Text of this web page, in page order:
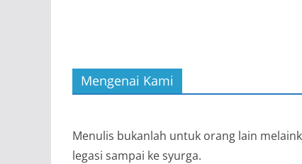
Mengenai Kami
Menulis bukanlah untuk orang lain
legasi sampai ke syurga.